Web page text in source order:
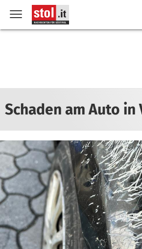
Schaden am Auto in